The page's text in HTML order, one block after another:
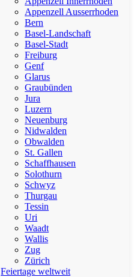
Appenzell Ausserrhoden
Bern
Basel-Landschaft
Basel-Stadt
Freiburg
Genf
Glarus
Graubünden
Jura
Luzern
Neuenburg
Nidwalden
Obwalden
St. Gallen
Schaffhausen
Solothurn
Schwyz
Thurgau
Tessin
Uri
Waadt
Wallis
Zug
Zürich
Feiertage weltweit